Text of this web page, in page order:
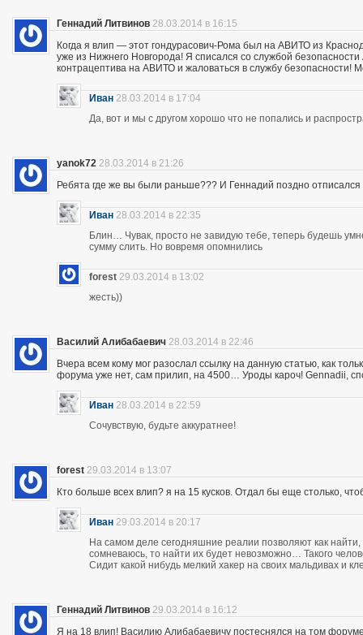
Геннадий Литвинов 28.03.2014 в 16:15
Когда я влип — этот гондурасович-Рома был на АВИТО из
уже из Нижнего Новгорода! Я списался со службой
контрацептива на АВИТО и жаловаться в службу безопасности!
Иван 28.03.2014 в 17:04
Да, вот и мы с другом хорошо что не попались и
yanok72 28.03.2014 в 21:26
Ребята где же вы были раньше??? И Геннадий поздно
Иван 28.03.2014 в 22:35
Блин… Чувак, просто не завидую тебе, теперь будешь
сумму слить. Но вовремя опомнились
forest 29.03.2014 в 13:02
жесть))
Василий Алибабаевич 28.03.2014 в 22:46
Вчера всем кому мог разослал ссылку на данную статью, как
форума уже нет, сам прилип, на 4500… Уроды кароч! Gennadii,
Иван 28.03.2014 в 22:59
Сочувствую, будьте аккуратнее!
forest 29.03.2014 в 13:07
Кто больше всех влип? я на 15 кусков. Отдал бы еще столько,
Иван 29.03.2014 в 20:17
На самом деле сегодняшние реалии позволяют как
сомневаюсь, то найти их будет невозможно… Такого
Сидит какой нибудь мелкий хакер на своих мальдивах и
Геннадий Литвинов 29.03.2014 в 16:12
Я на 18 влип! Василию Алибабаевичу постеснялся на том